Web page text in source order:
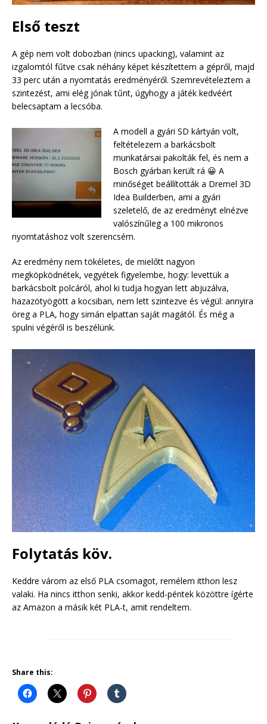
Első teszt
A gép nem volt dobozban (nincs upacking), valamint az
izgalomtól fűtve csak néhány képet készítettem a gépről, majd
33 perc után a nyomtatás eredményéről. Szemrevételeztem a
szintezést, ami elég jónak tűnt, úgyhogy a játék kedvéért
belecsaptam a lecsóba.
A modell a gyári SD kártyán volt,
feltételezem a barkácsbolt
munkatársai pakolták fel, és nem a
Bosch gyárban került rá 😀 A
minőséget beállították a Dremel 3D
Idea Builderben, ami a gyári
szeletelő, de az eredményt elnézve
valószínűleg a 100 mikronos
nyomtatáshoz volt szerencsém.
Az eredmény nem tökéletes, de mielőtt nagyon
megköpködnétek, vegyétek figyelembe, hogy: levettük a
barkácsbolt polcáról, ahol ki tudja hogyan lett abjuzálva,
hazazötyögött a kocsiban, nem lett szintezve és végül: annyira
öreg a PLA, hogy simán elpattan saját magától. És még a
spulni végéről is beszélünk.
Folytatás köv.
Keddre várom az első PLA csomagot, remélem itthon lesz
valaki. Ha nincs itthon senki, akkor kedd-péntek közöttre ígérte
az Amazon a másik két PLA-t, amit rendeltem.
Share this: